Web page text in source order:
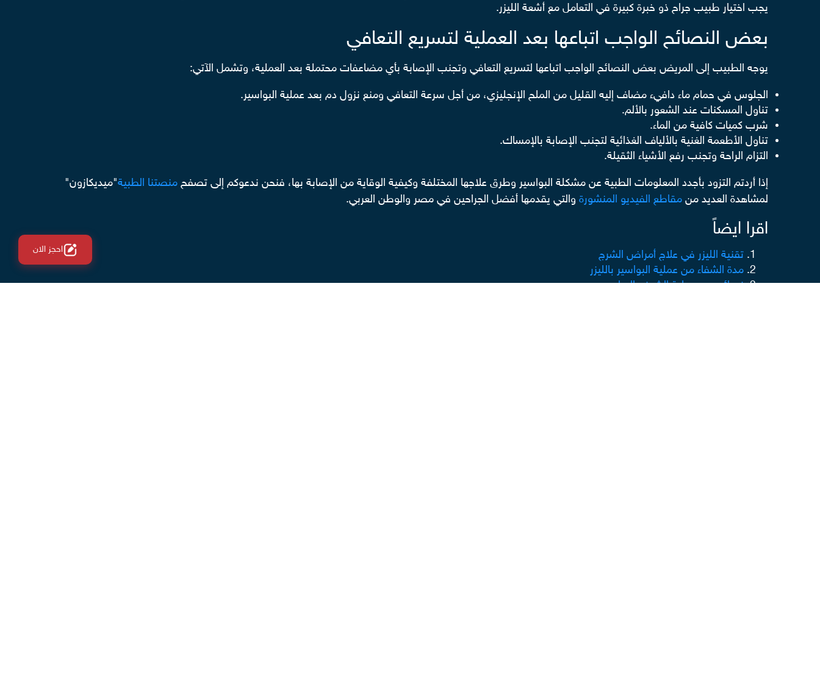
يجب اختيار طبيب جراح ذو خبرة كبيرة في التعامل مع أشعة الليزر.
بعض النصائح الواجب اتباعها بعد العملية لتسريع التعافي
يوجه الطبيب إلى المريض بعض النصائح الواجب اتباعها لتسريع التعافي وتجنب الإصابة بأي مضاعفات محتملة بعد العملية، وتشمل الآتي:
الجلوس في حمام ماء دافيء مضاف إليه القليل من الملح الإنجليزي، من أجل سرعة التعافي ومنع نزول دم بعد عملية البواسير.
تناول المسكنات عند الشعور بالألم.
شرب كميات كافية من الماء.
تناول الأطعمة الغنية بالألياف الغذائية لتجنب الإصابة بالإمساك.
التزام الراحة وتجنب رفع الأشياء الثقيلة.
إذا أردتم التزود بأجدد المعلومات الطبية عن مشكلة البواسير وطرق علاجها المختلفة وكيفية الوقاية من الإصابة بها، فنحن ندعوكم إلى تصفح منصتنا الطبية"ميديكازون"
لمشاهدة العديد من مقاطع الفيديو المنشورةوالتي يقدمها أفضل الجراحين في مصر والوطن العربي.
اقرا ايضاً
تقنية الليزر في علاج أمراض الشرج
مدة الشفاء من عملية البواسير بالليزر
نصائح بعد عملية الشرخ والبواسير
احجز الان